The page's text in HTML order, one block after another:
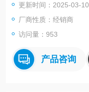
化模式。
更新时间：2025-03-10
厂商性质：经销商
访问量：953
产品咨询